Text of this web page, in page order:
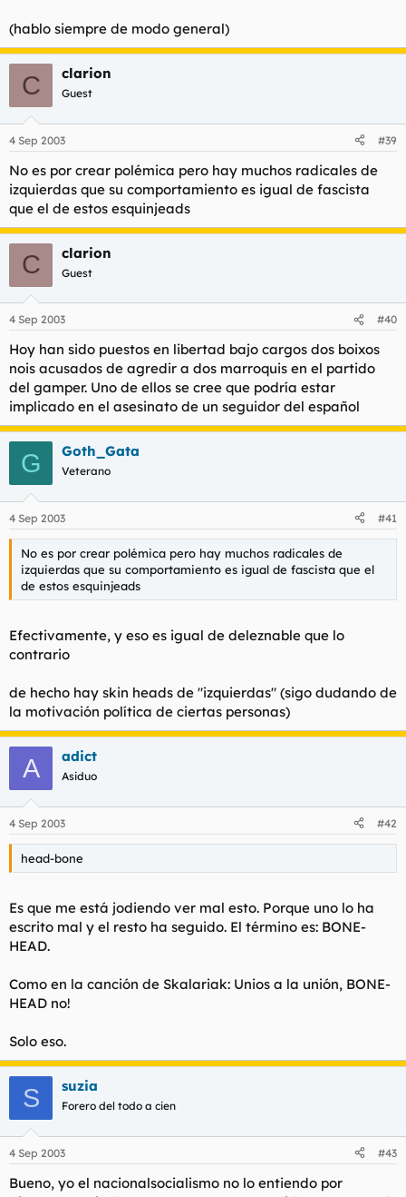
(hablo siempre de modo general)
C clarion
Guest
4 Sep 2003 #39
No es por crear polémica pero hay muchos radicales de
izquierdas que su comportamiento es igual de fascista
que el de estos esquinjeads
C clarion
Guest
4 Sep 2003 #40
Hoy han sido puestos en libertad bajo cargos dos boixos
nois acusados de agredir a dos marroquis en el partido
del gamper. Uno de ellos se cree que podría estar
implicado en el asesinato de un seguidor del español
G Goth_Gata
Veterano
4 Sep 2003 #41
No es por crear polémica pero hay muchos radicales de
izquierdas que su comportamiento es igual de fascista que el
de estos esquinjeads
Efectivamente, y eso es igual de deleznable que lo
contrario
de hecho hay skin heads de "izquierdas" (sigo dudando de
la motivación política de ciertas personas)
A adict
Asiduo
4 Sep 2003 #42
head-bone
Es que me está jodiendo ver mal esto. Porque uno lo ha
escrito mal y el resto ha seguido. El término es: BONE-
HEAD.
Como en la canción de Skalariak: Unios a la unión, BONE-
HEAD no!
Solo eso.
S suzia
Forero del todo a cien
4 Sep 2003 #43
Bueno, yo el nacionalsocialismo no lo entiendo por